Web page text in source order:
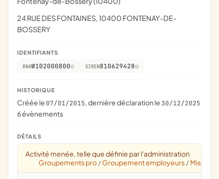
24 RUE DES FONTAINES, 10400 FONTENAY-DE-
BOSSERY
IDENTIFIANTS
RNAW102000800 SIREN810629428
HISTORIQUE
Créée le 07/01/2015, dernière déclaration le 30/12/2025
6 évènements
DÉTAILS
Activité menée, telle que définie par l'administration
Groupements pro / Groupement employeurs / Mise a